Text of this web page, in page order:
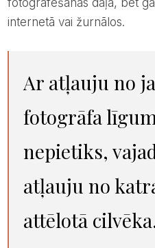
fotografēšanas daļā, bet
internetā vai žurnālos.
Ar atļauju no jaunā pāra kāzu
fotogrāfa
nepietiks,
atļauju no
attēlotā